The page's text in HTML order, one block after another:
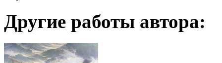
Другие работы автора: